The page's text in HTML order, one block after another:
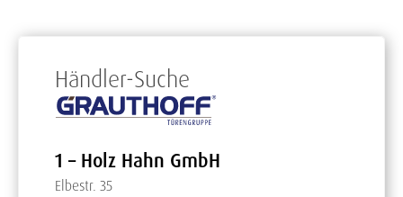
Händler-Suche
1 – Holz Hahn GmbH
Elbestr. 35